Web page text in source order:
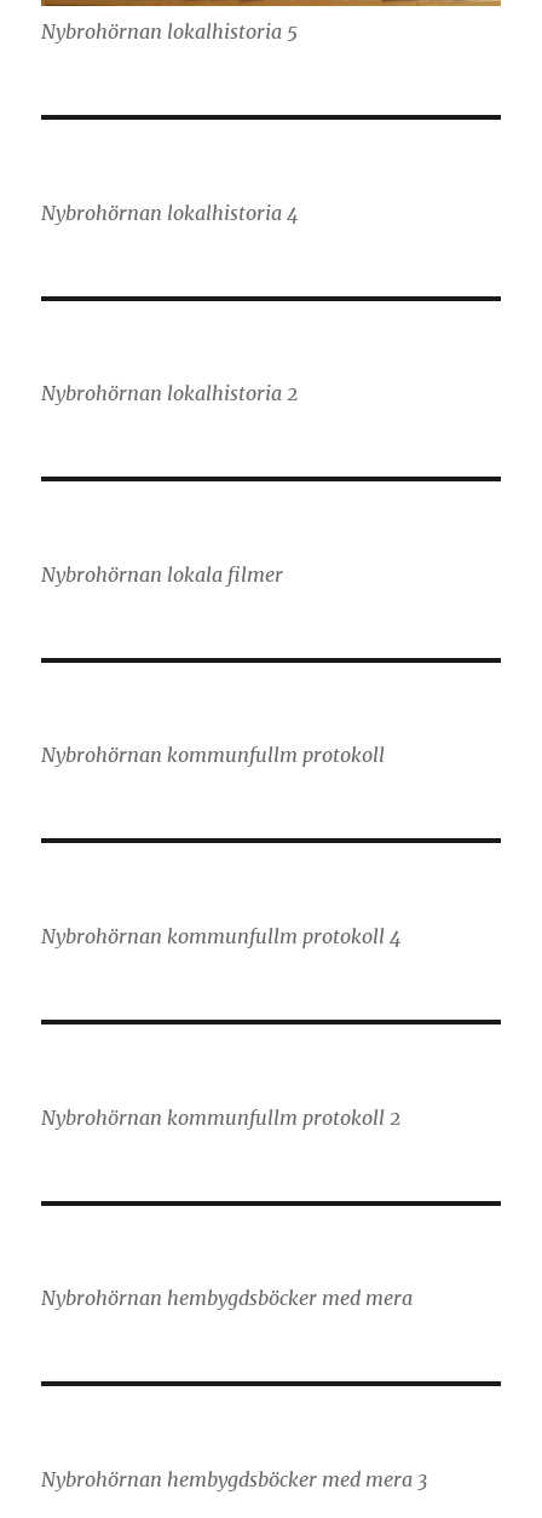
Nybrohörnan lokalhistoria 5
Nybrohörnan lokalhistoria 4
Nybrohörnan lokalhistoria 2
Nybrohörnan lokala filmer
Nybrohörnan kommunfullm protokoll
Nybrohörnan kommunfullm protokoll 4
Nybrohörnan kommunfullm protokoll 2
Nybrohörnan hembygdsböcker med mera
Nybrohörnan hembygdsböcker med mera 3